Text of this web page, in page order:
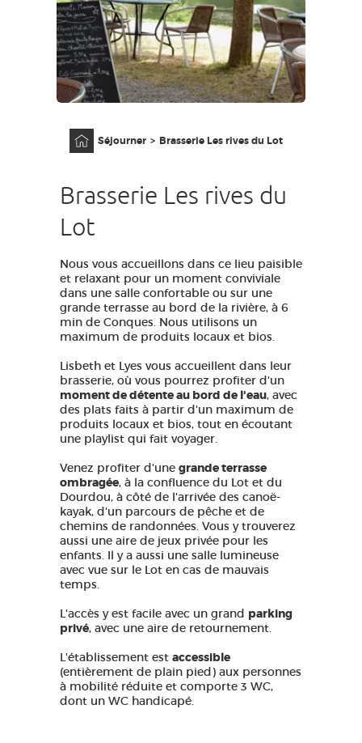
FR
Séjourner Brasserie Les rives du Lot
Brasserie Les rives du
Lot
Nous vous accueillons dans ce lieu paisible
et relaxant pour un moment conviviale
dans une salle confortable ou sur une
grande terrasse au bord de la rivière, à 6
min de Conques. Nous utilisons un
maximum de produits locaux et bios.
Lisbeth et Lyes vous accueillent dans leur
brasserie, où vous pourrez profiter d'un
moment de détente au bord de l'eau, avec
des plats faits à partir d'un maximum de
produits locaux et bios, tout en écoutant
une playlist qui fait voyager.
Venez profiter d'une grande terrasse
ombragée, à la confluence du Lot et du
Dourdou, à côté de l'arrivée des canoë-
kayak, d'un parcours de pêche et de
chemins de randonnées. Vous y trouverez
aussi une aire de jeux privée pour les
enfants. Il y a aussi une salle lumineuse
avec vue sur le Lot en cas de mauvais
temps.
L'accès y est facile avec un grand parking
privé, avec une aire de retournement.
L'établissement est accessible
(entièrement de plain pied) aux personnes
à mobilité réduite et comporte 3 WC,
dont un WC handicapé.